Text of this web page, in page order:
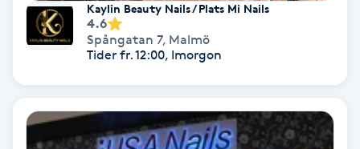
Celluliter
Color correction
Kaylin Beauty Nails / Plats Mi Nails
4.6
Spångatan 7, Malmö
Tider fr. 12:00, Imorgon